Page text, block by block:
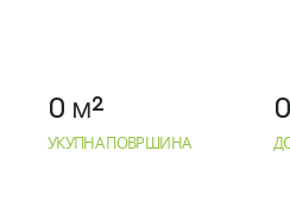
0 м²
УКУПНА ПОВРШИНА